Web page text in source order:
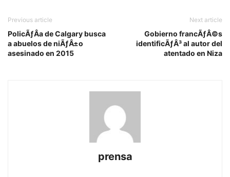
Previous article
PolicÃƒÂ­a de Calgary busca
a abuelos de niÃƒÂ±o
asesinado en 2015
Next article
Gobierno francÃƒÂ©s
identificÃƒÂ³ al autor del
atentado en Niza
prensa